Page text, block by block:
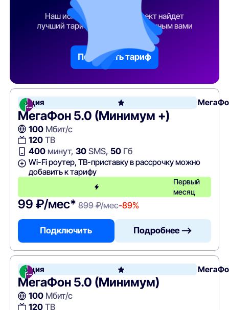
Наш искусственный интеллект найдет
лучший тарифный план по указанным вами
Подобрать тариф
Акция
МегаФон 5.0 (Минимум +)
100Мбит/с
120ТВ
400минут, 30SMS, 50Гб
Wi-Fi роутер, ТВ-приставку в рассрочку можно
добавить к тарифу
Первый
месяц
99 ₽/мес* 899 ₽/мес-89%
Подключить Подробнее —>
Акция
МегаФон 5.0 (Минимум)
100Мбит/с
120ТВ